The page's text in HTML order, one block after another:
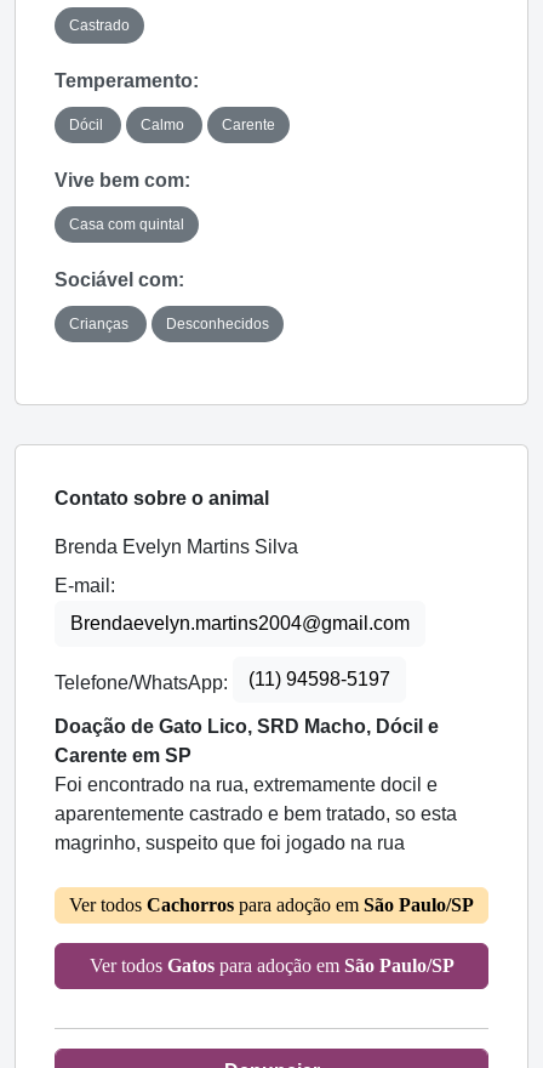
Castrado
Temperamento:
Dócil Calmo Carente
Vive bem com:
Casa com quintal
Sociável com:
Crianças Desconhecidos
Contato sobre o animal
Brenda Evelyn Martins Silva
E-mail:
Brendaevelyn.martins2004@gmail.com
Telefone/WhatsApp: (11) 94598-5197
Doação de Gato Lico, SRD Macho, Dócil e
Carente em SP
Foi encontrado na rua, extremamente docil e
aparentemente castrado e bem tratado, so esta
magrinho, suspeito que foi jogado na rua
Ver todos Cachorros para adoção em São Paulo/SP
Ver todos Gatospara adoção em São Paulo/SP